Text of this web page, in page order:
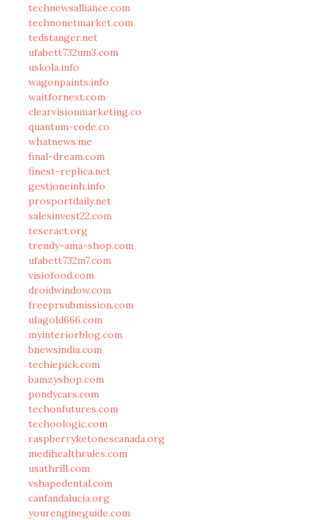
technewsalliance.com
technonetmarket.com
tedstanger.net
ufabett732um3.com
uskola.info
wagonpaints.info
waitfornext.com
clearvisionmarketing.co
quantum-code.co
whatnews.me
final-dream.com
finest-replica.net
gestioneinh.info
prosportdaily.net
salesinvest22.com
teseract.org
trendy-ama-shop.com
ufabett732m7.com
visiofood.com
droidwindow.com
freeprsubmission.com
ufagold666.com
myinteriorblog.com
bnewsindia.com
techiepick.com
bamzyshop.com
pondycars.com
techonfutures.com
techoologic.com
raspberryketonescanada.org
medihealthrules.com
usathrill.com
vshapedental.com
canfandalucia.org
yourengineguide.com